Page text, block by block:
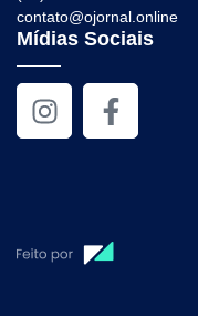
contato@ojornal.online
Mídias Sociais